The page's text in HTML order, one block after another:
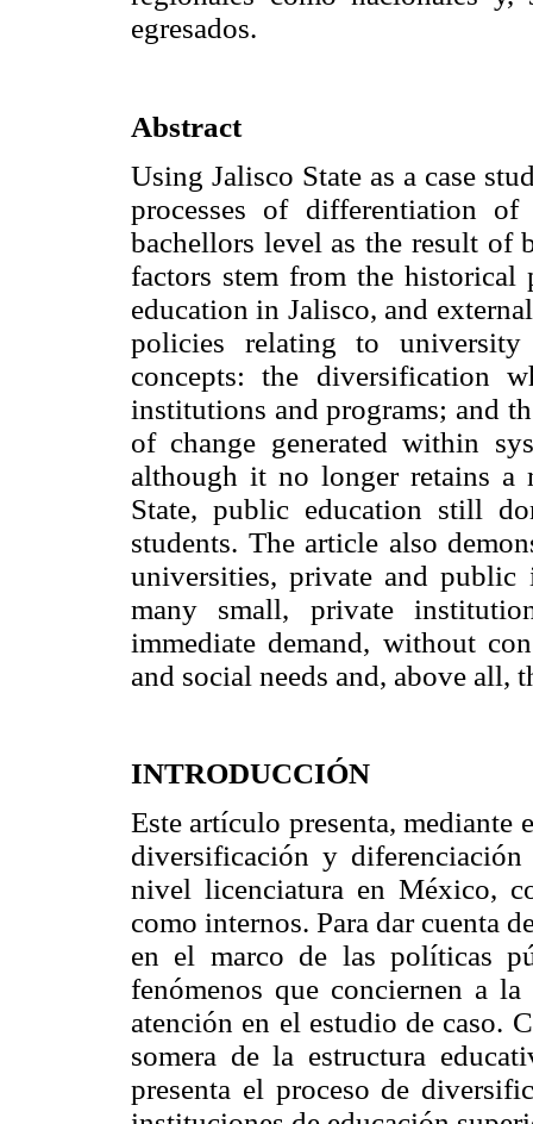
egresados.
Abstract
Using Jalisco State as a case
processes of differentiation
bachellors level as the result of
factors stem from the
education in Jalisco, and
policies relating to
concepts: the diversification
institutions and programs; and
of change generated within
although it no longer retains
State, public education still
students. The article also
universities, private and public
many small, private
immediate demand, without
and social needs and, above all,
INTRODUCCIÓN
Este artículo presenta, mediante
diversificación y
nivel licenciatura en México,
como internos. Para dar cuenta
en el marco de las políticas
fenómenos que conciernen a
atención en el estudio de caso.
somera de la estructura
presenta el proceso de